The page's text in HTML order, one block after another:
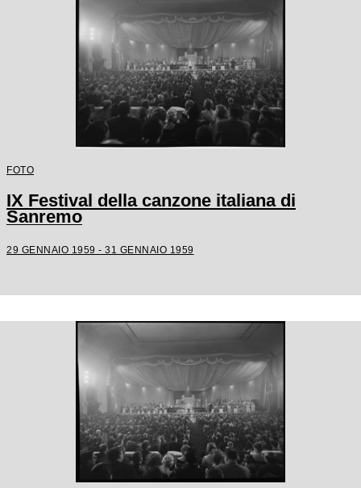
FOTO
IX Festival della canzone italiana di
Sanremo
29 GENNAIO 1959 - 31 GENNAIO 1959